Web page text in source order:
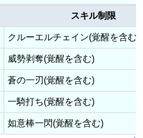
スキル制限
クルーエルチェイン(覚醒を含む)
威勢剥奪(覚醒を含む)
蒼の一刃(覚醒を含む)
一騎打ち(覚醒を含む)
如意棒一閃(覚醒を含む)